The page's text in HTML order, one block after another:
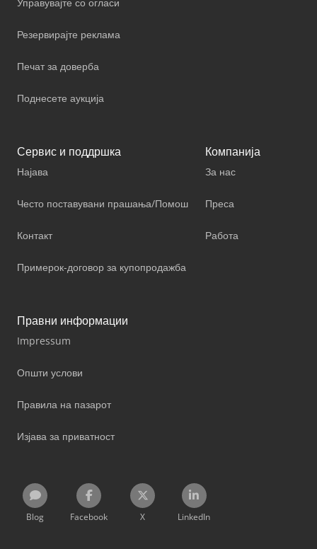
Резервирајте реклама
Печат за доверба
Поднесете аукција
Сервис и поддршка
Најава
Често поставувани прашања/Помош
Контакт
Примерок-договор за купопродажба
Компанија
За нас
Преса
Работа
Правни информации
Impressum
Општи услови
Правила на пазарот
Изјава за приватност
Blog Facebook X LinkedIn